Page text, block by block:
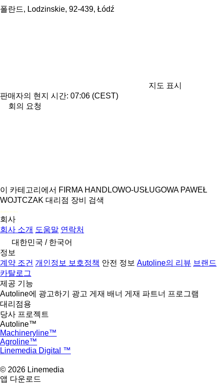
폴란드, Lodzinskie, 92-439, Łódź
지도 표시
판매자의 현지 시간: 07:06 (CEST)
회의 요청
이 카테고리에서 FIRMA HANDLOWO-USŁUGOWA PAWEŁ
WOJTCZAK 대리점 장비 검색
disallow-in-dsa
회사
회사 소개 도움말 연락처
대한민국 / 한국어
정보
계약 조건 개인정보 보호정책 안전 정보 Autoline의 리뷰 브랜드
카탈로그
제공 기능
Autoline에 광고하기
광고 게재 배너 게재 파트너 프로그램
대리점용
당사 프로젝트
Autoline™
Machineryline™
Agroline™
Linemedia Digital ™
© 2026 Linemedia
앱 다운로드